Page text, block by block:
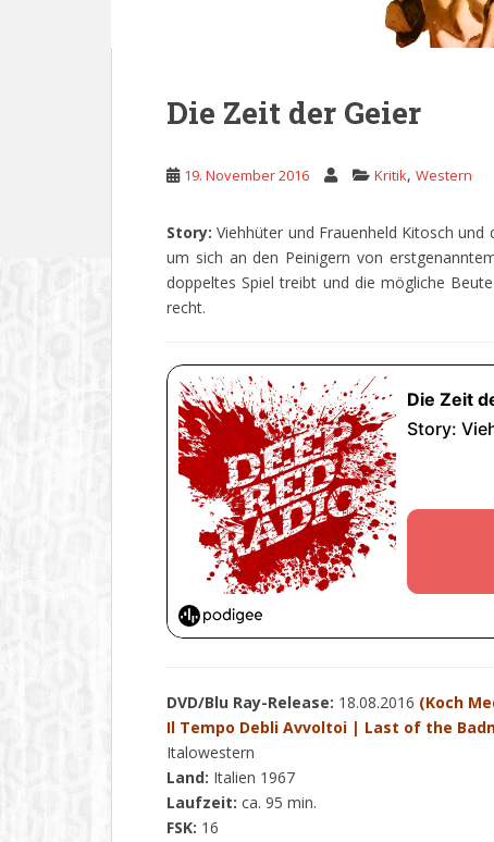
Die Zeit der Geier
19. November 2016 Kritik, Western
Story:Viehhüter und Frauenheld Kitosch
um sich an den Peinigern von
doppeltes Spiel treibt und die mögliche
recht.
DVD/Blu Ray-Release: 18.08.2016 (Koch
Il Tempo Debli Avvoltoi | Last of the
Italowestern
Land: Italien 1967
Laufzeit: ca. 95 min.
FSK: 16